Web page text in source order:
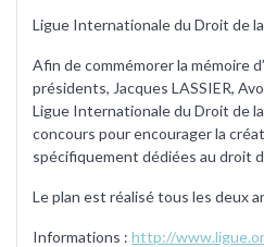
Ligue Internationale du Droit de
Afin de commémorer la mémoire
présidents, Jacques LASSIER,
Ligue Internationale du Droit de
concours pour encourager la
spécifiquement dédiées au droit
Le plan est réalisé tous les deux
Informations : http://